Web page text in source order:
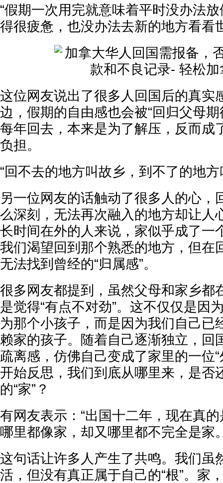
“假期一次用完就意味着平时没办法
得很疲惫，也没办法去新的地方看看
这位网友说出了很多人回国后的真实
边，假期的自由感也会被“回归父母
每年回去，本来是为了解压，反而成
负担。
“回不去的地方叫故乡，到不了的地方
另一位网友的话触动了很多人的心，
么深刻，无法再次融入的地方却让人
长时间在外的人来说，家似乎成了一
我们渴望回到那个熟悉的地方，但在
无法找到曾经的“归属感”。
很多网友都提到，虽然父母和家乡都
是觉得“有点不对劲”。这不仅仅是因
为那个小孩子，而是因为我们自己已
赖家的孩子。随着自己逐渐独立，回
疏离感，仿佛自己变成了家里的一位
开始反思，我们到底从哪里来，是否
的“家”？
有网友表示：“出国十二年，现在真
哪里都像家，却又哪里都不完全是家
这句话让许多人产生了共鸣。我们虽
活，但没有真正属于自己的“根”。家